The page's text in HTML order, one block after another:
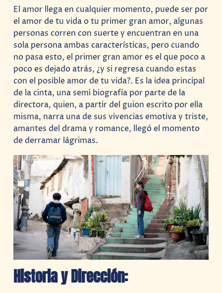
El amor llega en cualquier momento, puede ser por
el amor de tu vida o tu primer gran amor, algunas
personas corren con suerte y encuentran en una
sola persona ambas características, pero cuando
no pasa esto, el primer gran amor es el que poco a
poco es dejado atrás, ¿y si regresa cuando estas
con el posible amor de tu vida?. Es la idea principal
de la cinta, una semi biografía por parte de la
directora, quien, a partir del guion escrito por ella
misma, narra una de sus vivencias emotiva y triste,
amantes del drama y romance, llegó el momento
de derramar lágrimas.
Historia y Dirección: